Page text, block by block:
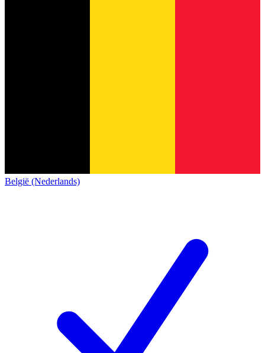
België (Nederlands)